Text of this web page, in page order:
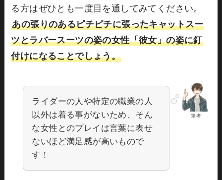
る方はぜひとも一度目を通してみてください。
あの張りのあるピチピチに張ったキャットスー
ツとラバースーツの姿の女性「彼女」の姿に釘
付けになることでしょう。
筆者
ライダーの人や特定の職業の人
以外は着る事がないため、そん
な女性とのプレイは言葉に表せ
ないほど満足感が高いもので
す！